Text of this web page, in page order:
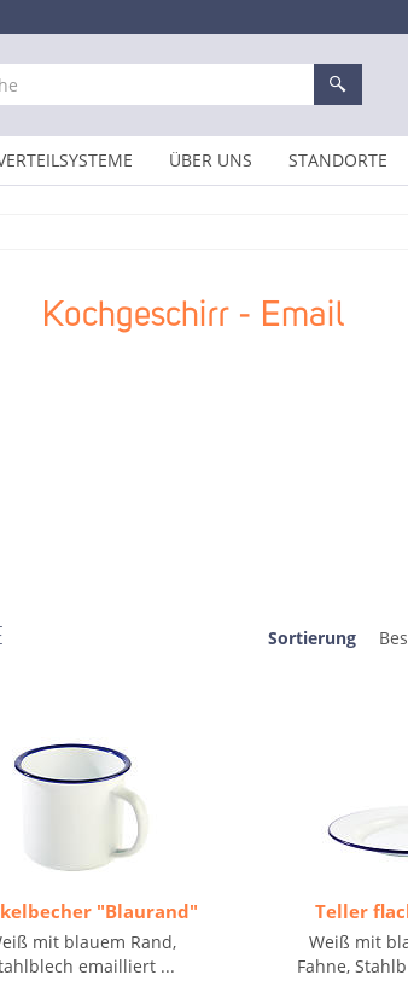
ÜBER UNS STANDORTE
Kochgeschirr - Email
Sortierung
"Blaurand"
mit blauem Rand,
emailliert ...
Teller
Weiß mit
Fahne,